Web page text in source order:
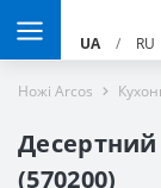
UA / RU
Ножі Arcos
(570200)